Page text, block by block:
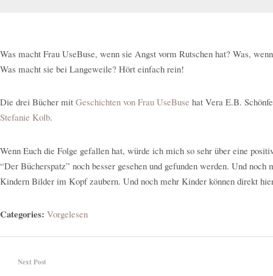
Was macht Frau UseBuse, wenn sie Angst vorm Rutschen hat? Was,
Was macht sie bei Langeweile? Hört einfach rein!
Die drei Bücher mit Geschichten von Frau UseBuse hat Vera E.B.
Stefanie Kolb.
Wenn Euch die Folge gefallen hat, würde ich mich so sehr über eine
“Der Bücherspatz” noch besser gesehen und gefunden werden. Und
Kindern Bilder im Kopf zaubern. Und noch mehr Kinder können direkt
Categories: Vorgelesen
Next Post